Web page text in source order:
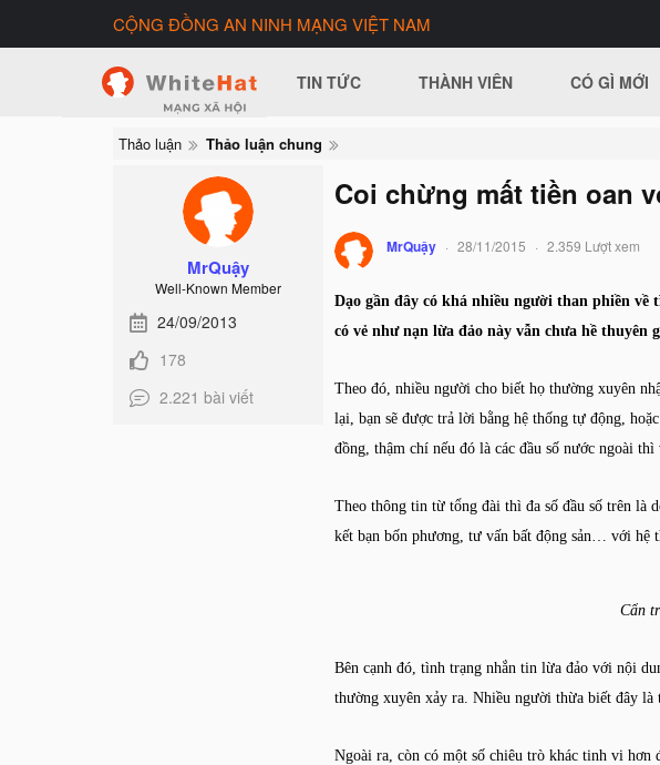
CỘNG ĐỒNG AN NINH MẠNG VIỆT NAM
TIN TỨC THÀNH VIÊN CÓ GÌ MỚI
Thảo luận Thảo luận chung
MrQuậy
Well-Known Member
24/09/2013
178
2.221 bài viết
Coi chừng mất tiền oan
MrQuậy 28/11/2015 2.359 Lượt xem
Dạo gần đây có khá nhiều người than phiền
có vẻ như nạn lừa đảo này vẫn chưa hề thuyên
Theo đó, nhiều người cho biết họ thường xuyên
lại, bạn sẽ được trả lời bằng hệ thống tự động,
đồng, thậm chí nếu đó là các đầu số nước ngoài
Theo thông tin từ tổng đài thì đa số đầu số trên là
kết bạn bốn phương, tư vấn bất động sản… với hệ
Cẩn
Bên cạnh đó, tình trạng nhắn tin lừa đảo với nội
thường xuyên xảy ra. Nhiều người thừa biết đây
Ngoài ra, còn có một số chiêu trò khác tinh vi hơn